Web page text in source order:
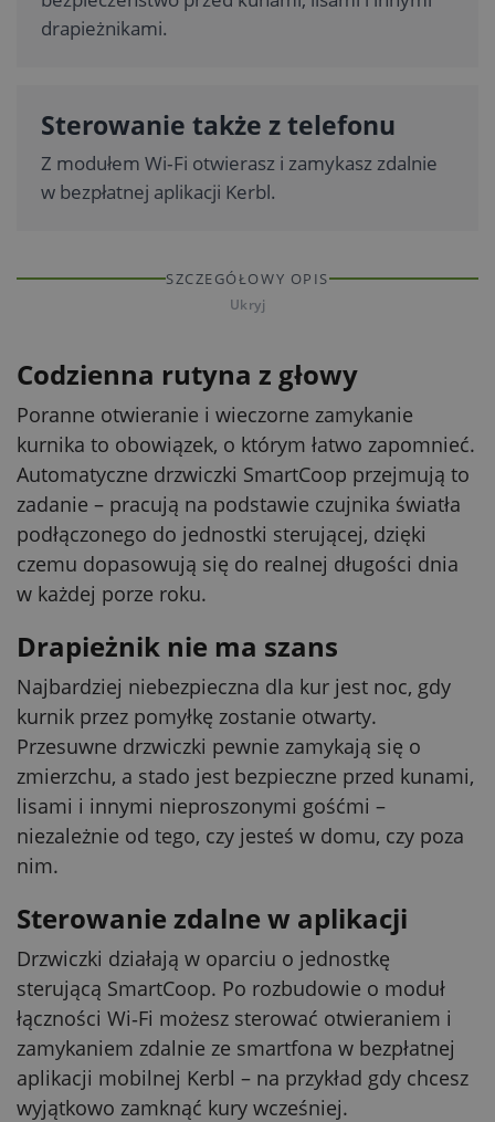
drapieżnikami.
Sterowanie także z telefonu
Z modułem Wi‑Fi otwierasz i zamykasz zdalnie
w bezpłatnej aplikacji Kerbl.
SZCZEGÓŁOWY OPIS
Ukryj
Codzienna rutyna z głowy
Poranne otwieranie i wieczorne zamykanie
kurnika to obowiązek, o którym łatwo zapomnieć.
Automatyczne drzwiczki SmartCoop przejmują to
zadanie – pracują na podstawie czujnika światła
podłączonego do jednostki sterującej, dzięki
czemu dopasowują się do realnej długości dnia
w każdej porze roku.
Drapieżnik nie ma szans
Najbardziej niebezpieczna dla kur jest noc, gdy
kurnik przez pomyłkę zostanie otwarty.
Przesuwne drzwiczki pewnie zamykają się o
zmierzchu, a stado jest bezpieczne przed kunami,
lisami i innymi nieproszonymi gośćmi –
niezależnie od tego, czy jesteś w domu, czy poza
nim.
Sterowanie zdalne w aplikacji
Drzwiczki działają w oparciu o jednostkę
sterującą SmartCoop. Po rozbudowie o moduł
łączności Wi‑Fi możesz sterować otwieraniem i
zamykaniem zdalnie ze smartfona w bezpłatnej
aplikacji mobilnej Kerbl – na przykład gdy chcesz
wyjątkowo zamknąć kury wcześniej.